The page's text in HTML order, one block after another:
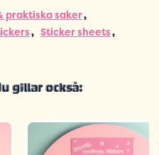
praktiska saker
Sticker sheets
gillar också: